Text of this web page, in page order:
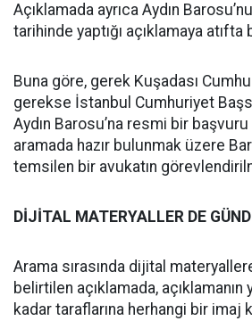
Açıklamada ayrıca Aydın
tarihinde yaptığı açıklamaya atıfta
Buna göre, gerek Kuşadası
gerekse İstanbul Cumhuriyet
Aydın Barosu’na resmi bir başvuru
aramada hazır bulunmak üzere
temsilen bir avukatın
DİJİTAL MATERYALLER DE
Arama sırasında dijital
belirtilen açıklamada, açıklamanın
kadar taraflarına herhangi bir imaj